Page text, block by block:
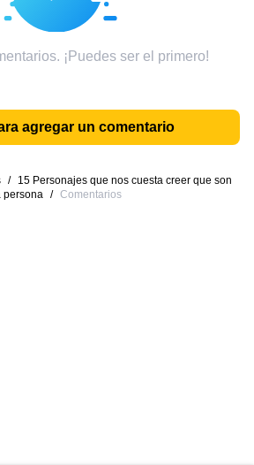
¡Puedes ser el primero!
agregar un comentario
/
15 Personajes que nos cuesta creer que son
persona / Comentarios